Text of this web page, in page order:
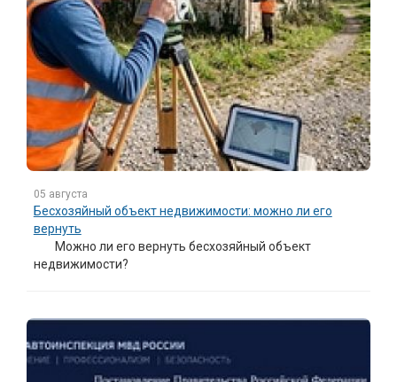
05 августа
Бесхозяйный объект недвижимости: можно ли его
вернуть
Можно ли его вернуть бесхозяйный объект
недвижимости?